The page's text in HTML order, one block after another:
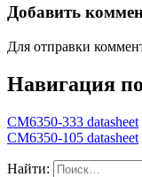
Добавить
Для отправки
Навигация
CM6350-333 datasheet
CM6350-105 datasheet
Найти: